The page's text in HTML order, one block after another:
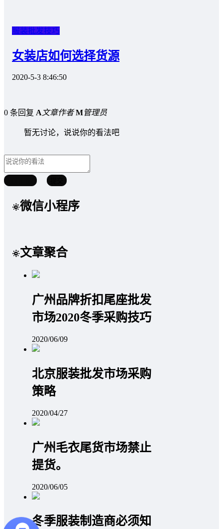
服装批发技巧
女装店如何选择货源
2020-5-3 8:46:50
0 条回复 A文章作者 M管理员
暂无讨论，说说你的看法吧
微信小程序
文章聚合
广州品牌折扣尾座批发
市场2020冬季采购技巧
2020/06/09
北京服装批发市场采购
策略
2020/04/27
广州毛衣尾货市场禁止
提货。
2020/06/05
冬季服装制造商必须知